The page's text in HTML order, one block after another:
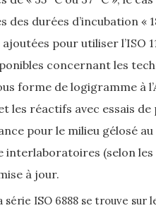
durées d’incubation «
pour utiliser l’ISO
concernant les
forme de logigramme à
les réactifs avec essais
pour le milieu gélosé
interlaboratoires (selon
à jour.
ISO 6888 se trouve sur